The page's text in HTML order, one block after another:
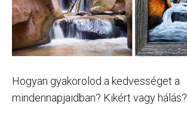
Hogyan gyakorolod a kedvességet a
mindennapjaidban? Kikért vagy hálás?